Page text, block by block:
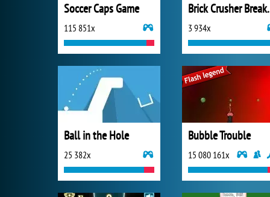
Soccer Caps Game
115 851x
Brick
3 934x
Ball in the Hole
25 382x
Bubble Trouble
15 080 161x